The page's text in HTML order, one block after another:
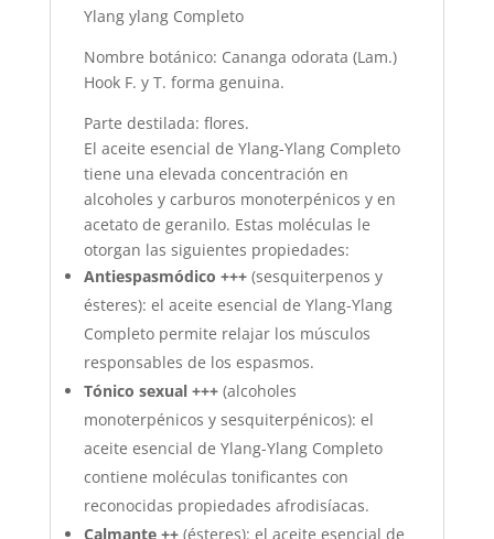
Ylang ylang Completo
Nombre botánico: Cananga odorata (Lam.)
Hook F. y T. forma genuina.
Parte destilada: flores.
El aceite esencial de Ylang-Ylang Completo
tiene una elevada concentración en
alcoholes y carburos monoterpénicos y en
acetato de geranilo. Estas moléculas le
otorgan las siguientes propiedades:
Antiespasmódico +++(sesquiterpenos y
ésteres): el aceite esencial de Ylang-Ylang
Completo permite relajar los músculos
responsables de los espasmos.
Tónico sexual +++(alcoholes
monoterpénicos y sesquiterpénicos): el
aceite esencial de Ylang-Ylang Completo
contiene moléculas tonificantes con
reconocidas propiedades afrodisíacas.
Calmante ++(ésteres): el aceite esencial de